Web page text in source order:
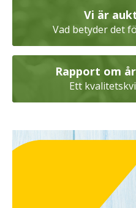
Vi är
Vad betyder det
Rapport om
Ett